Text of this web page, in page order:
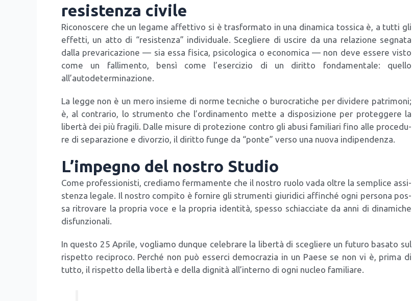
resistenza civile
Rico­no­sce­re che un lega­me affet­ti­vo si è tra­sfor­ma­to in una dina­mi­ca tos­si­ca è, a tut­ti gli
effet­ti, un atto di “resi­sten­za” indi­vi­dua­le. Sce­glie­re di usci­re da una rela­zio­ne segna­ta
dal­la pre­va­ri­ca­zio­ne — sia essa fisi­ca, psi­co­lo­gi­ca o eco­no­mi­ca — non deve esse­re visto
come un fal­li­men­to, ben­sì come l’esercizio di un dirit­to fon­da­men­ta­le: quel­lo
all’autodeterminazione.
La leg­ge non è un mero insie­me di nor­me tec­ni­che o buro­cra­ti­che per divi­de­re patri­mo­ni;
è, al con­tra­rio, lo stru­men­to che l’ordinamento met­te a dispo­si­zio­ne per pro­teg­ge­re la
liber­tà dei più fra­gi­li. Dal­le misu­re di pro­te­zio­ne con­tro gli abu­si fami­lia­ri fino alle pro­ce­du­
re di sepa­ra­zio­ne e divor­zio, il dirit­to fun­ge da “pon­te” ver­so una nuo­va indi­pen­den­za.
L’impegno del nostro Studio
Come pro­fes­sio­ni­sti, cre­dia­mo fer­ma­men­te che il nostro ruo­lo vada oltre la sem­pli­ce assi­
sten­za lega­le. Il nostro com­pi­to è for­ni­re gli stru­men­ti giu­ri­di­ci affin­ché ogni per­so­na pos­
sa ritro­va­re la pro­pria voce e la pro­pria iden­ti­tà, spes­so schiac­cia­te da anni di dina­mi­che
disfun­zio­na­li.
In que­sto 25 Apri­le, voglia­mo dun­que cele­bra­re la liber­tà di sce­glie­re un futu­ro basa­to sul
rispet­to reci­pro­co. Per­ché non può esser­ci demo­cra­zia in un Pae­se se non vi è, pri­ma di
tut­to, il rispet­to del­la liber­tà e del­la digni­tà all’in­ter­no di ogni nucleo fami­lia­re.